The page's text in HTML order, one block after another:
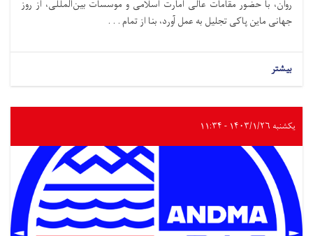
روان، با حضور مقامات عالی امارت اسلامی و موسسات بین‌المللی، از روز
جهانی ماین پاکی تجلیل به عمل آورد، بنا از تمام . . .
بیشتر
یکشنبه ۱۴۰۳/۱/۲۶ - ۱۱:۳۴